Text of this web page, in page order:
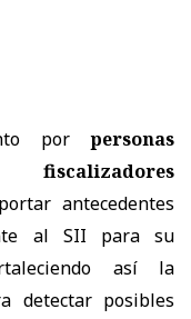
por personas
antecedentes
al SII para su
así la
detectar posibles